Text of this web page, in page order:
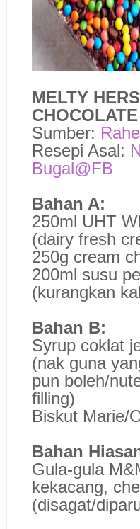
MELTY
CHOCOLATE
Sumber:
Resepi Asal:
Bugal@FB
Bahan A:
250ml UHT
(dairy fresh
250g cream
200ml susu
(kurangkan
Bahan B:
Syrup coklat
(nak guna
pun boleh/
filling)
Biskut Marie/
Bahan
Gula-gula
kekacang,
(disagat/